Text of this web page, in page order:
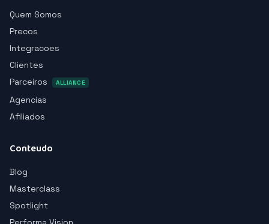
Quem Somos
Precos
Integracoes
Clientes
Parceiros
ALLIANCE
Agencias
Afiliados
Conteudo
Blog
Masterclass
Spotlight